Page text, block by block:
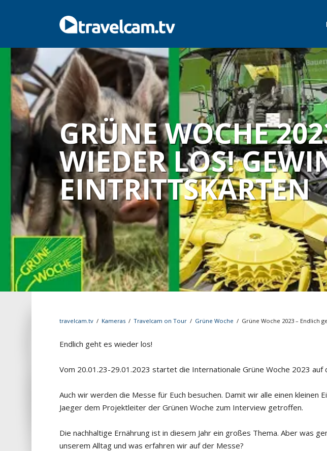
GRÜNE WOCHE
WIEDER LOS!
EINTRITTSKARTEN
travelcam.tv / Kameras / Travelcam on Tour / Grüne Woche / Grüne Woche 2023 – Endlich
Endlich geht es wieder los!
Vom 20.01.23-29.01.2023 startet die Internationale Grüne Woche 2023 auf
Auch wir werden die Messe für Euch besuchen. Damit wir alle einen kleinen
Jaeger dem Projektleiter der Grünen Woche zum Interview getroffen.
Die nachhaltige Ernährung ist in diesem Jahr ein großes Thema. Aber was
unserem Alltag und was erfahren wir auf der Messe?